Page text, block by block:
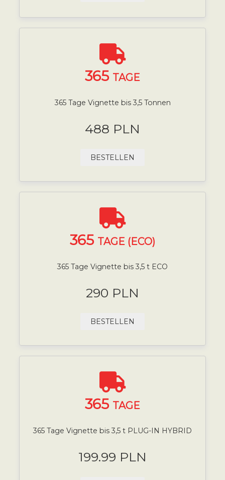
365 TAGE
365 Tage Vignette bis 3,5 Tonnen
488 PLN
BESTELLEN
365 TAGE (ECO)
365 Tage Vignette bis 3,5 t ECO
290 PLN
BESTELLEN
365 TAGE
365 Tage Vignette bis 3,5 t PLUG-IN HYBRID
199.99 PLN